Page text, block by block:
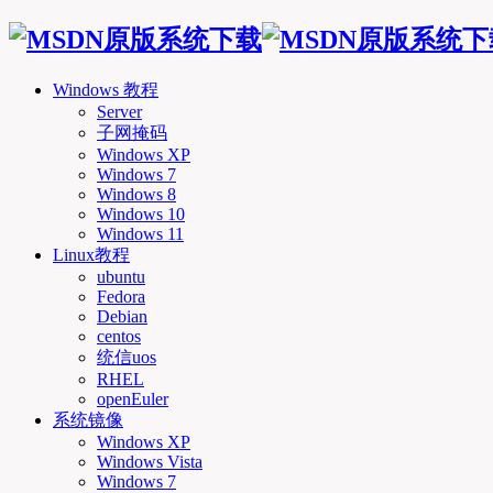
Windows 教程
Server
子网掩码
Windows XP
Windows 7
Windows 8
Windows 10
Windows 11
Linux教程
ubuntu
Fedora
Debian
centos
统信uos
RHEL
openEuler
系统镜像
Windows XP
Windows Vista
Windows 7